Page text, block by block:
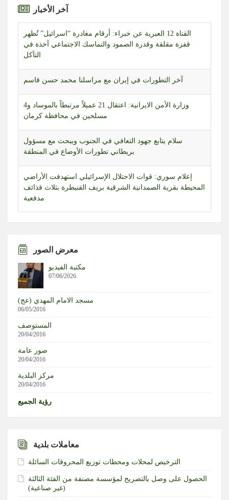
آخر الأخبار
القناة 12 العبرية عن خبراء: أرقام مغادرة “اسرائيل” تُظهر
قفزة مقلقة وقدرة الصمود والتماسك الاجتماعي آخذة في
التآكل
آخر التطورات في إيران مع مراسلنا محمد حسن قاسم
وزارة الأمن الايرانية: اعتقال 21 عميلاً مرتبطاً بالموساد و4
مسلحين في محافظة كرمان
سلام يتابع جهود التعافي في الجنوب ويبحث مع مسؤول
بريطاني تطورات الأوضاع في المنطقة
إعلام سوري: قوات الاحتلال الإسرائيلي استهدفت الأراضي
المحيطة بقرية الصمدانية الشرقية بريف القنيطرة بثلاث قذائف
مدفعية
التطورات في كيان العدو.. قراءة في المشهد مع محرر الشؤون
العبرية حسن حجازي
المنصوري
الفيفا في دائرة الاعتذار.. وميسي يعود إلى الواجهة
قائد الجيش عرض مع سولفرانك دور ألمانيا في القوة البحرية
آخر التطورات داخل كيان الاحتلال مع مراسلنا خالد الفقيه
معرض الصور
مكتبة الفيديو
07/06/2026
مسجد الامام المهدي (عج)
06/05/2016
المستوصف
20/04/2016
صور عامة
20/04/2016
مركز البلدية
20/04/2016
رؤية الجميع
معاملات بلدية
الترخيص لمحلات ومحطات توزيع المحروقات السائلة
الحصول على وصل بالتصريح لمؤسسة مصنفة من الفئة الثالثة
(غير صناعية)‏